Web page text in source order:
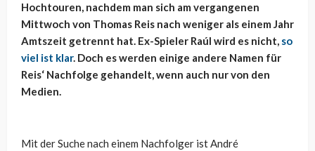
Hochtouren, nachdem man sich am vergangenen
Mittwoch von Thomas Reis nach weniger als einem Jahr
Amtszeit getrennt hat. Ex-Spieler Raúl wird es nicht, so
viel ist klar. Doch es werden einige andere Namen für
Reis‘ Nachfolge gehandelt, wenn auch nur von den
Medien.
Mit der Suche nach einem Nachfolger ist André